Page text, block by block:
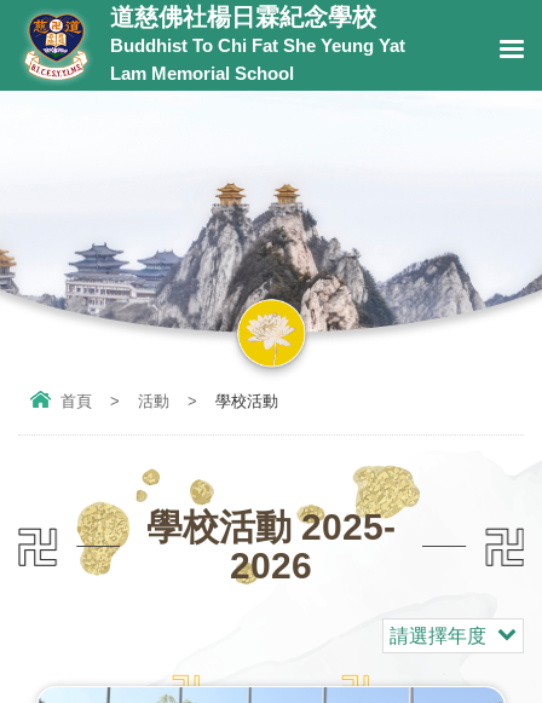
道慈佛社楊日霖紀念學校
Buddhist To Chi Fat She Yeung Yat
Lam Memorial School
首頁 > 活動 > 學校活動
學校活動 2025-
2026
請選擇年度